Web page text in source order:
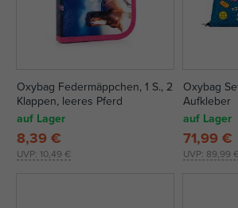
Oxybag Federmäppchen, 1 S., 2
Klappen, leeres Pferd
auf Lager
UVP: 10,49 €
8,39 €
Oxybag
Aufkleber
auf Lager
UVP: 89,99
71,99 €